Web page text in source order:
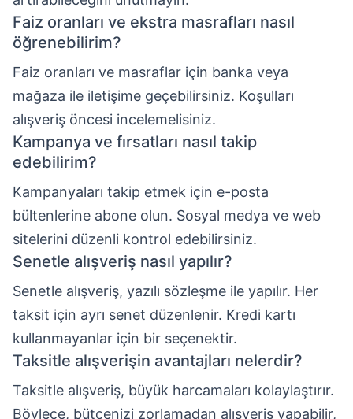
Faiz oranları ve ekstra masrafları nasıl
öğrenebilirim?
Faiz oranları ve masraflar için banka veya
mağaza ile iletişime geçebilirsiniz. Koşulları
alışveriş öncesi incelemelisiniz.
Kampanya ve fırsatları nasıl takip
edebilirim?
Kampanyaları takip etmek için e-posta
bültenlerine abone olun. Sosyal medya ve web
sitelerini düzenli kontrol edebilirsiniz.
Senetle alışveriş nasıl yapılır?
Senetle alışveriş, yazılı sözleşme ile yapılır. Her
taksit için ayrı senet düzenlenir. Kredi kartı
kullanmayanlar için bir seçenektir.
Taksitle alışverişin avantajları nelerdir?
Taksitle alışveriş, büyük harcamaları kolaylaştırır.
Böylece, bütçenizi zorlamadan alışveriş yapabilir,